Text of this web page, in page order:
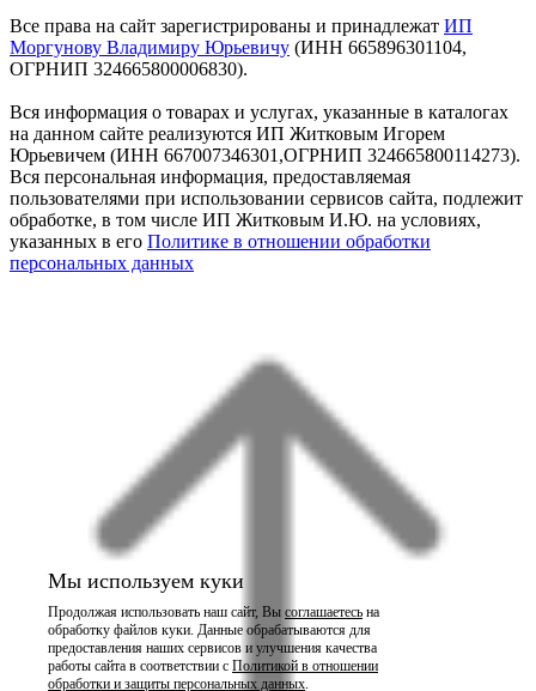
Все права на сайт зарегистрированы и принадлежат ИП
Моргунову Владимиру Юрьевичу (ИНН 665896301104,
ОГРНИП 324665800006830).
Вся информация о товарах и услугах, указанные в каталогах
на данном сайте реализуются ИП Житковым Игорем
Юрьевичем (ИНН 667007346301,ОГРНИП 324665800114273).
Вся персональная информация, предоставляемая
пользователями при использовании сервисов сайта, подлежит
обработке, в том числе ИП Житковым И.Ю. на условиях,
указанных в его Политике в отношении обработки
персональных данных
Мы используем куки
Продолжая использовать наш сайт, Вы соглашаетесь на
обработку файлов куки. Данные обрабатываются для
предоставления наших сервисов и улучшения качества
работы сайта в соответствии с Политикой в отношении
обработки и защиты персональных данных.